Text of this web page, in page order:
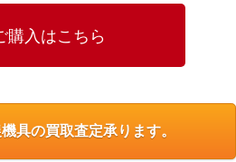
購入はこちら
具の買取査定承ります。